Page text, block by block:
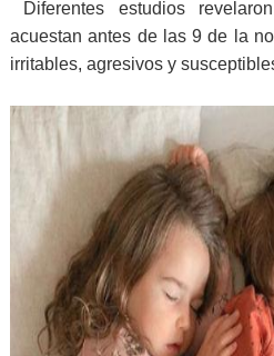
Diferentes estudios
acuestan antes de las 9 de la
irritables, agresivos y